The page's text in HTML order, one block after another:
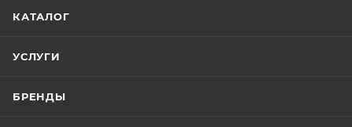
КАТАЛОГ
УСЛУГИ
БРЕНДЫ